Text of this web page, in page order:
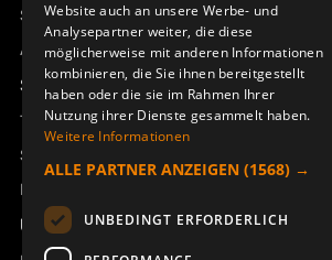
Sesam
Access_Ctrl
Support
Technischer Support
Service buchen
Handbücher und Videoanleitungen
Über Åkerströms
Website auch an unsere Werbe- und
Analysepartner weiter, die diese
möglicherweise mit anderen Informationen
kombinieren, die Sie ihnen bereitgestellt
haben oder die sie im Rahmen Ihrer
Nutzung ihrer Dienste gesammelt haben.
Weitere Informationen
ALLE PARTNER ANZEIGEN (1568) →
UNBEDINGT ERFORDERLICH